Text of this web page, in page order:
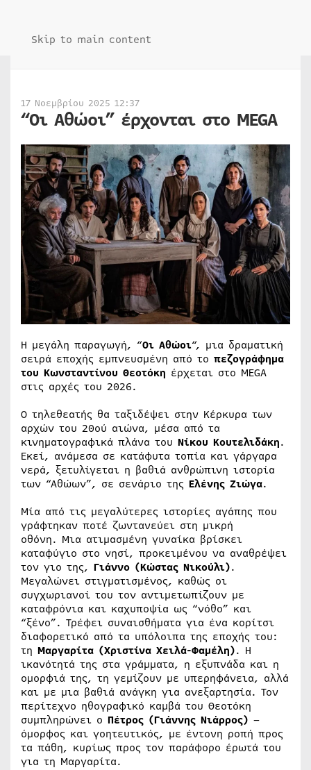
Skip to main content
17 Νοεμβρίου 2025 12:37
“Οι Αθώοι” έρχονται στο MEGA
Η μεγάλη παραγωγή, “Οι Αθώοι“, μια δραματική
σειρά εποχής εμπνευσμένη από το πεζογράφημα
του Κωνσταντίνου Θεοτόκη έρχεται στο MEGA
στις αρχές του 2026.
Ο τηλεθεατής θα ταξιδέψει στην Κέρκυρα των
αρχών του 20ού αιώνα, μέσα από τα
κινηματογραφικά πλάνα του Νίκου Κουτελιδάκη.
Εκεί, ανάμεσα σε κατάφυτα τοπία και γάργαρα
νερά, ξετυλίγεται η βαθιά ανθρώπινη ιστορία
των “Αθώων”, σε σενάριο της Ελένης Ζιώγα.
Μία από τις μεγαλύτερες ιστορίες αγάπης που
γράφτηκαν ποτέ ζωντανεύει στη μικρή
οθόνη. Μια ατιμασμένη γυναίκα βρίσκει
καταφύγιο στο νησί, προκειμένου να αναθρέψει
τον γιο της, Γιάννο (Κώστας Νικούλι).
Μεγαλώνει στιγματισμένος, καθώς οι
συγχωριανοί του τον αντιμετωπίζουν με
καταφρόνια και καχυποψία ως “νόθο” και
“ξένο”. Τρέφει συναισθήματα για ένα κορίτσι
διαφορετικό από τα υπόλοιπα της εποχής του:
τη Μαργαρίτα (Χριστίνα Χειλά-Φαμέλη). Η
ικανότητά της στα γράμματα, η εξυπνάδα και η
ομορφιά της, τη γεμίζουν με υπερηφάνεια, αλλά
και με μια βαθιά ανάγκη για ανεξαρτησία. Τον
περίτεχνο ηθογραφικό καμβά του Θεοτόκη
συμπληρώνει ο Πέτρος (Γιάννης Νιάρρος) –
όμορφος και γοητευτικός, με έντονη ροπή προς
τα πάθη, κυρίως προς τον παράφορο έρωτά του
για τη Μαργαρίτα.